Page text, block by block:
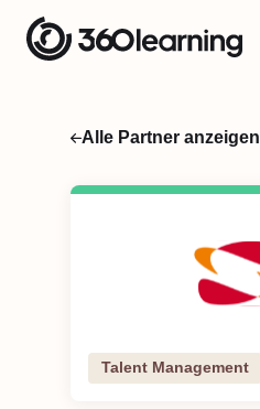
Alle Partner anzeigen
Talent Management